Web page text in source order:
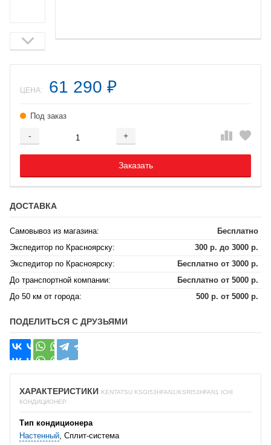
ЦЕНА: 61 290 ₽
Под заказ
- +
Добавляется...
Заказать
Добавлен
ДОСТАВКА
Самовывоз из магазина:
Бесплатно
Экспедитор по Красноярску:
300 р. до 3000 р.
Экспедитор по Красноярску:
Бесплатно от 3000 р.
До транспортной компании:
Бесплатно от 5000 р.
До 50 км от города:
500 р. от 5000 р.
ПОДЕЛИТЬСЯ С ДРУЗЬЯМИ
ХАРАКТЕРИСТИКИ KENTATSU KSGI53HFAN1/KSRI53HFAN1 ICHI
КОНДИЦИОНЕР
Тип кондиционера
Настенный, Сплит-система